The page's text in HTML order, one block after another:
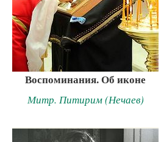
Воспоминания. Об иконе
Митр. Питирим (Нечаев)